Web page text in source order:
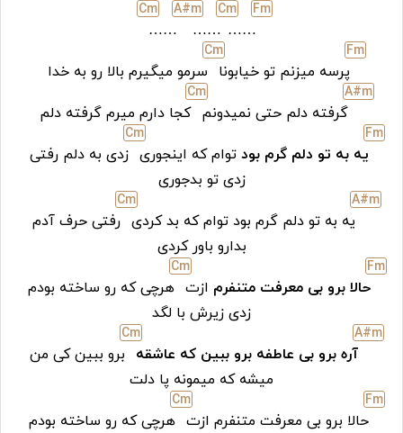
Fm
……
Cm
……
A#m
……
Cm
Fm
پرسه میزنم تو خیابونا
Cm
سرمو میگیرم بالا رو به خدا
A#m
گرفته دلم حتی نمیدونم
Cm
کجا دارم میرم گرفته دلم
Fm
یه به تو دلم گرم بود توام که اینجوری
Cm
زدی به دلم رفتی
زدی تو بدجوری
A#m
یه به تو دلم گرم بود توام که بد کردی
Cm
رفتی حرف آدم
بدارو باور کردی
Fm
حالا برو بی معرفت متنفرم ازت
Cm
هرچی که رو ساخته بودم
زدی زیرش با لگد
A#m
آره برو بی عاطفه برو ببین که عاشقه
Cm
برو ببین کی من
میشه که میمونه پا دلت
Fm
حالا برو بی معرفت متنفرم ازت
Cm
هرچی که رو ساخته بودم